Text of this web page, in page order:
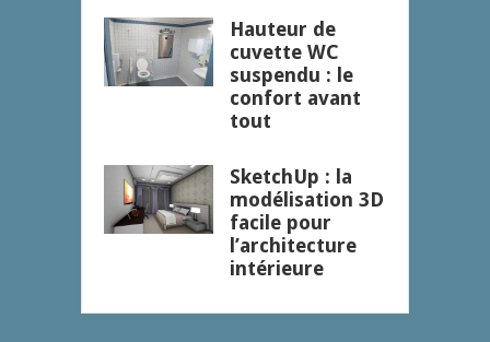
Hauteur de
cuvette WC
suspendu : le
confort avant
tout
SketchUp : la
modélisation 3D
facile pour
l’architecture
intérieure